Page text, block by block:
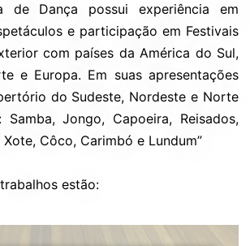
de Dança possui experiência em
e participação em Festivais
com países da América do Sul,
e Europa. Em suas apresentações
do Sudeste, Nordeste e Norte
Jongo, Capoeira, Reisados,
Côco, Carimbó e Lundum”
estão: